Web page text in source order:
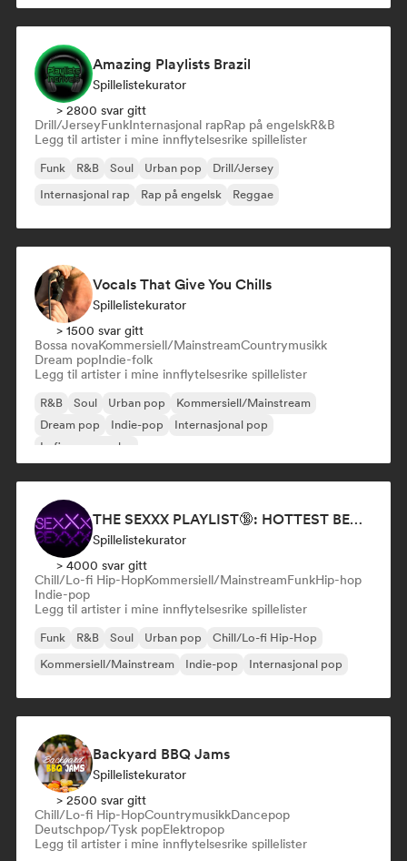
Amazing Playlists Brazil
Spillelistekurator
> 2800 svar gitt
Drill/JerseyFunkInternasjonal rapRap på engelskR&B
Legg til artister i mine innflytelsesrike spillelister
Funk R&B Soul Urban pop
Drill/Jersey
Internasjonal rap
Rap på engelsk Reggae
Vocals That Give You Chills
Spillelistekurator
> 1500 svar gitt
Bossa novaKommersiell/MainstreamCountrymusikk
Dream popIndie-folk
Legg til artister i mine innflytelsesrike spillelister
R&B Soul Urban pop
Kommersiell/Mainstream
Dream pop
Indie-pop
Internasjonal pop
Lofi-soveværelse
THE SEXXX PLAYLIST🔞: HOTTEST BEDROOM SONGS | SEXUAL APPETITE 👅💦
Spillelistekurator
> 4000 svar gitt
Chill/Lo-fi Hip-HopKommersiell/MainstreamFunkHip-hop
Indie-pop
Legg til artister i mine innflytelsesrike spillelister
Funk R&B Soul Urban pop
Chill/Lo-fi Hip-Hop
Kommersiell/Mainstream
Indie-pop Internasjonal pop
Backyard BBQ Jams
Spillelistekurator
> 2500 svar gitt
Chill/Lo-fi Hip-HopCountrymusikkDancepop
Deutschpop/Tysk popElektropop
Legg til artister i mine innflytelsesrike spillelister